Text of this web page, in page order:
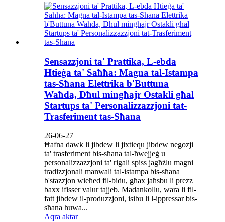
Sensazzjoni ta' Prattika, L-ebda
Ħtieġa ta' Saħħa: Magna tal-Istampa
tas-Sħana Elettrika b'Buttuna
Waħda, Dħul mingħajr Ostakli għal
Startups ta' Personalizzazzjoni tat-
Trasferiment tas-Sħana
26-06-27
Ħafna dawk li jibdew li jixtiequ jibdew negozji
ta' trasferiment bis-sħana tal-ħwejjeġ u
personalizzazzjoni ta' rigali spiss jagħżlu magni
tradizzjonali manwali tal-istampa bis-sħana
b'stazzjon wieħed fil-bidu, għax jaħsbu li prezz
baxx ifisser valur tajjeb. Madankollu, wara li fil-
fatt jibdew il-produzzjoni, isibu li l-ippressar bis-
sħana huwa...
Aqra aktar